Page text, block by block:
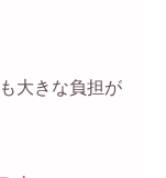
大きな負担が